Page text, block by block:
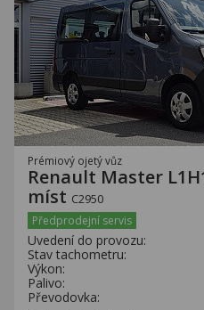
Prémiový ojetý vůz
Renault Master
míst C2950
Předprodejní servis
Uvedení do provozu:
Stav tachometru:
Výkon:
Palivo:
Převodovka: